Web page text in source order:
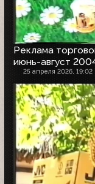
Реклама
июнь-август
25 апреля 2026, 19:02